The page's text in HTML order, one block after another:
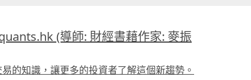
(導師: 財經書藉作家: 麥振
的知識，讓更多的投資者了解這個新趨勢。